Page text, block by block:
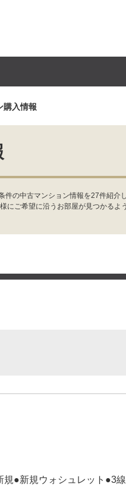
購入情報
の中古マンション情報を27件紹介
にご希望に沿うお部屋が見つかるよ
●新規ウォシュレット●3